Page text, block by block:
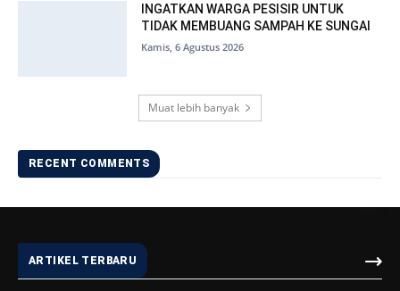
INGATKAN WARGA PESISIR UNTUK
TIDAK MEMBUANG SAMPAH KE SUNGAI
Kamis, 6 Agustus 2026
Muat lebih banyak
RECENT COMMENTS
ARTIKEL TERBARU